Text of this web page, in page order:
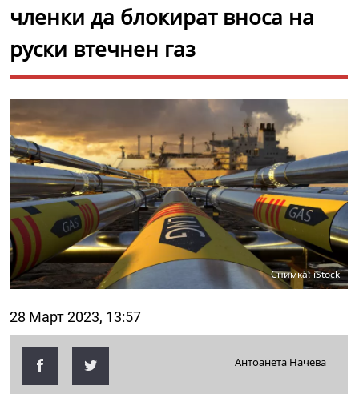
членки да блокират вноса на
руски втечнен газ
Снимка: iStock
28 Март 2023, 13:57
Антоанета Начева